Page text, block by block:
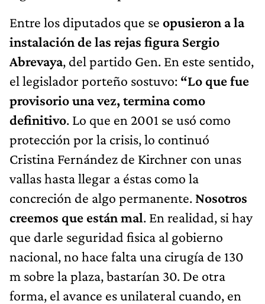
Entre los diputados que se opusieron a la
instalación de las rejas figura Sergio
Abrevaya, del partido Gen. En este sentido,
el legislador porteño sostuvo: “Lo que fue
provisorio una vez, termina como
definitivo. Lo que en 2001 se usó como
protección por la crisis, lo continuó
Cristina Fernández de Kirchner con unas
vallas hasta llegar a éstas como la
concreción de algo permanente. Nosotros
creemos que están mal. En realidad, si hay
que darle seguridad fisica al gobierno
nacional, no hace falta una cirugía de 130
m sobre la plaza, bastarían 30. De otra
forma, el avance es unilateral cuando, en